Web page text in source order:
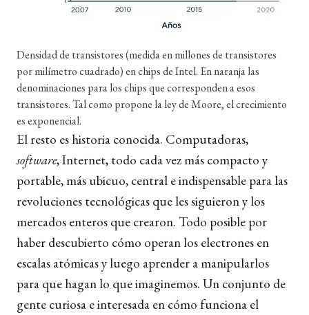
Densidad de transistores (medida en millones de transistores
por milímetro cuadrado) en chips de Intel. En naranja las
denominaciones para los chips que corresponden a esos
transistores. Tal como propone la ley de Moore, el crecimiento
es exponencial.
El resto es historia conocida. Computadoras,
software, Internet, todo cada vez más compacto y
portable, más ubicuo, central e indispensable para las
revoluciones tecnológicas que les siguieron y los
mercados enteros que crearon. Todo posible por
haber descubierto cómo operan los electrones en
escalas atómicas y luego aprender a manipularlos
para que hagan lo que imaginemos. Un conjunto de
gente curiosa e interesada en cómo funciona el